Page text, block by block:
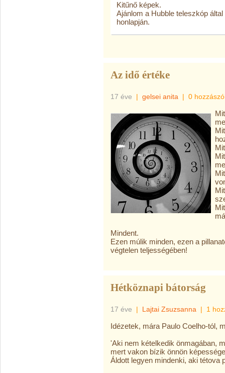
Kitűnő képek.
Ajánlom a Hubble teleszkóp
honlapján.
Az idő értéke
17 éve | gelsei anita | 0
Mindent.
Ezen múlik minden, ezen a
végtelen teljességében!
Hétköznapi bátorság
17 éve | Lajtai Zsuzsanna | 1
Idézetek, mára Paulo Coelho-tól,
'Aki nem kételkedik önmagában,
mert vakon bízik önnön
Áldott legyen mindenki, aki tétova